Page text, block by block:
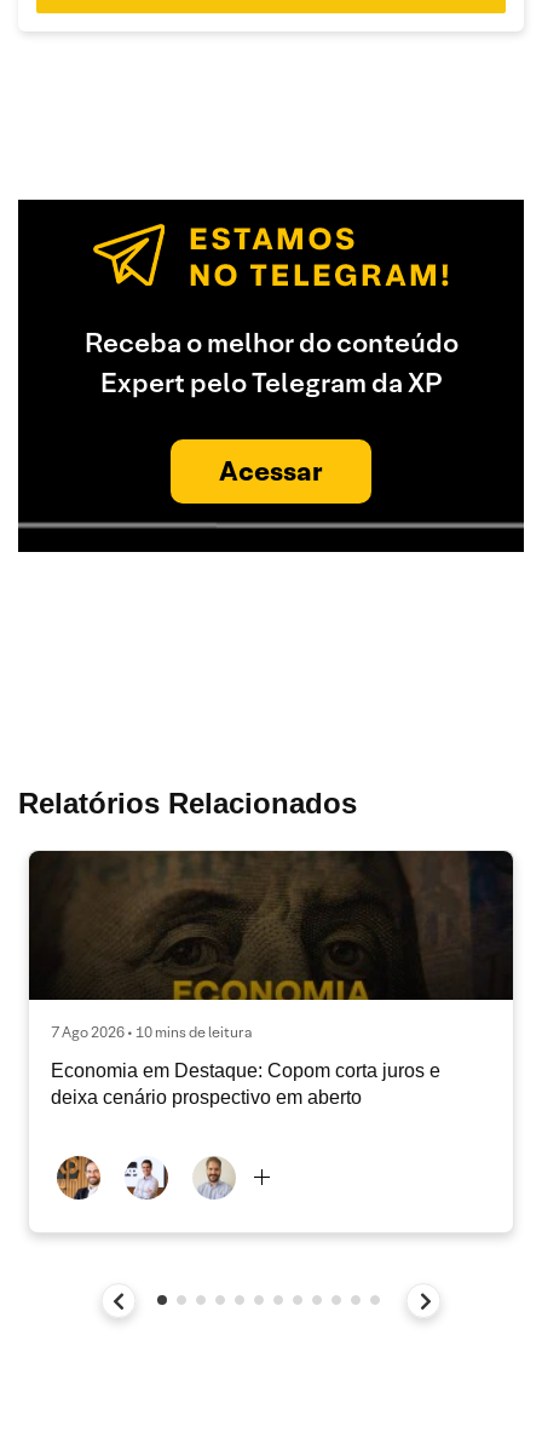
Receba o melhor do conteúdo
Expert pelo Telegram da XP
Acessar
Relatórios Relacionados
7 Ago 2026 • 10 mins de leitura
Economia em Destaque: Copom corta juros e
deixa cenário prospectivo em aberto